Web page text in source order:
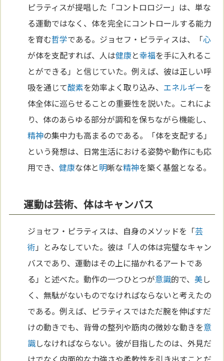
ピラティスが提唱した「コントロロジー」は、単な
る運動ではなく、体を完全にコントロールする能力
を育む哲学である。ジョセフ・ピラティスは、「心
が体を支配すれば、人は健康と幸福を手に入れるこ
とができる」と信じていた。例えば、彼は正しい呼
吸を通じて酸素を効率よく取り込み、 エネルギーを
体全体に巡らせることの重要性を説いた。これによ
り、体のあらゆる部分が調和を保ちながら機能し、
精神の集中力も高まるのである。「体を支配する」
という発想は、日常生活における姿勢や動作にも応
用でき、健康な体と明晰な精神を築く基盤となる。
運動は芸術、体はキャンバス
ジョセフ・ピラティスは、自身のメソッドを「芸
術 」とみなしていた。彼は「人の体は完璧なキャン
バスであり、運動はその上に描かれるアートであ
る」と述べた。動作の一つひとつが意識的で、美し
く、無駄がないものでなければならないと考えたの
である。例えば、ピラティスではただ腕を伸ばすだ
けの動きでも、背骨の整列や筋肉の微妙な動きを意
識しなければならない。彼が目指したのは、外見だ